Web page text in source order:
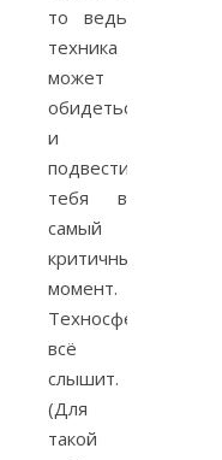
то ведь
техника
может
обидеться
и
подвести
тебя в
самый
критичный
момент.
Техносфера
всё
слышит.
(Для
такой